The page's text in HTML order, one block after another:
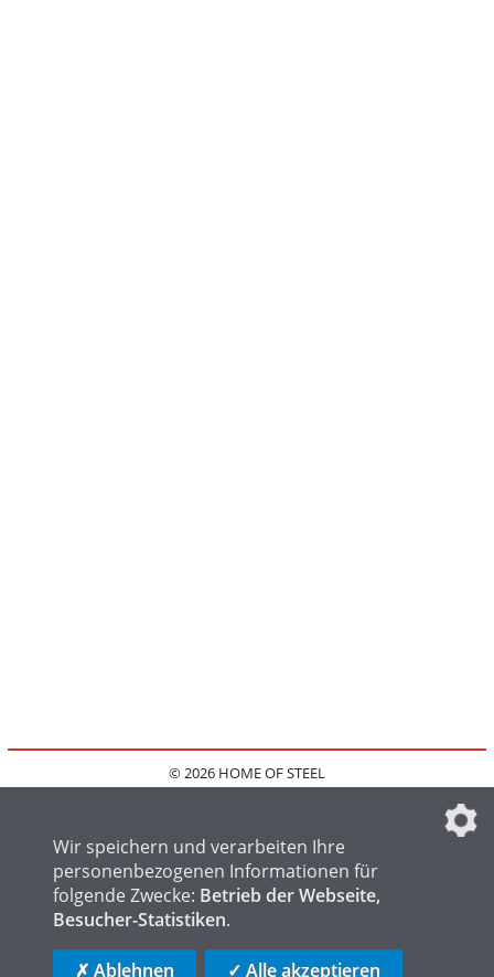
© 2026 HOME OF STEEL
IMPRESSUM
FAQ
DATENSCHUTZEINSTELLUNGEN
HOME OF WELDING
HOME OF LOGISTICS
Wir speichern und verarbeiten Ihre
personenbezogenen Informationen für
folgende Zwecke: Betrieb der Webseite,
Besucher-Statistiken.
✗ Ablehnen ✓ Alle akzeptieren